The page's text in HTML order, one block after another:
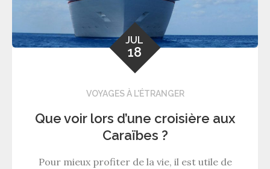
JUL
18
VOYAGES À L'ÉTRANGER
Que voir lors d’une croisière aux
Caraïbes ?
Pour mieux profiter de la vie, il est utile de